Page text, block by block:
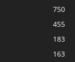
750
455
183
163